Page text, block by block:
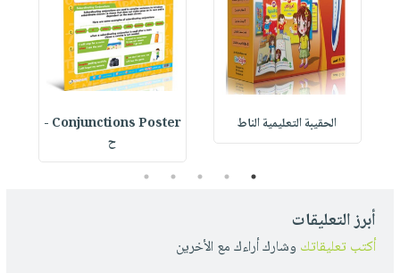
الحقيبة التعليمية الناط
Conjunctions Poster -
ح
1
2
3
4
5
أبرز التعليقات
أكتب تعليقاتك وشارك أراءك مع الأخرين